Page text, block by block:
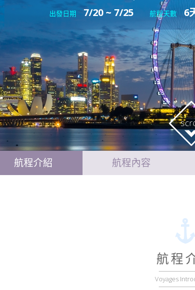
出發日期 7/20 ~ 7/25 航程天數 6
航程介紹 航程內容
航程
Voyages